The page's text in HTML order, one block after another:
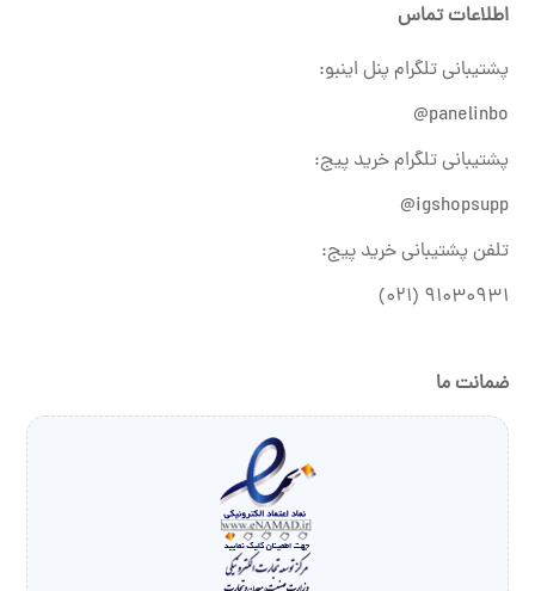
اطلاعات تماس
پشتیبانی تلگرام پنل اینبو:
panelinbo@
پشتیبانی تلگرام خرید پیج:
igshopsupp@
تلفن پشتیبانی خرید پیج:
۹۱۰۳۰۹۳۱ (۰۲۱)
ضمانت ما